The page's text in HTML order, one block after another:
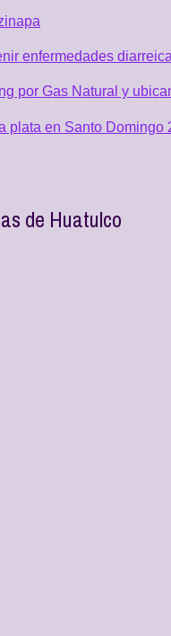
enfermedades
por Gas Natural y
plata en Santo Domingo
de Huatulco